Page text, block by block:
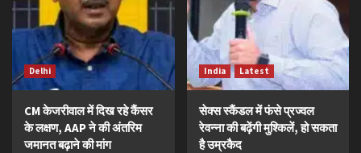
Delhi
CM केजरीवाल में दिख रहे कैंसर
के लक्षण, AAP ने की अंतरिम
जमानत बढ़ाने की मांग
India Latest
सेक्स स्कैंडल में फंसे प्रज्वल
रेवन्ना की बढ़ेंगी मुश्किलें, हो सकता
है उम्रकैद